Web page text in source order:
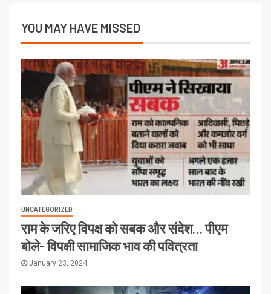
YOU MAY HAVE MISSED
UNCATEGORIZED
राम के जरिए विपक्ष को सबक और संदेश… पीएम
बोले- विपक्षी सामाजिक भाव की पवित्रता
January 23, 2024